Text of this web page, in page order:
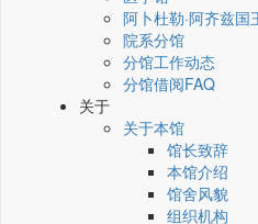
阿卜杜勒·阿齐兹
院系分馆
分馆工作动态
分馆借阅FAQ
关于
关于本馆
馆长致辞
本馆介绍
馆舍风貌
组织机构